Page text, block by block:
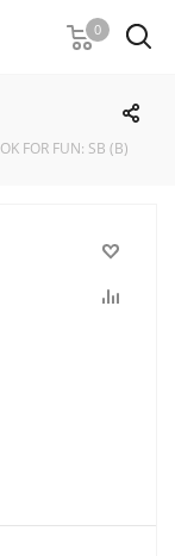
0
FOR FUN: SB (B)